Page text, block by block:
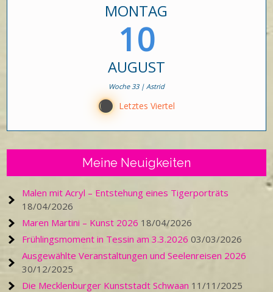
MONTAG
10
AUGUST
Woche 33 | Astrid
Y Letztes Viertel
Meine Neuigkeiten
Malen mit Acryl – Entstehung eines Tigerporträts
18/04/2026
Maren Martini – Kunst 2026 18/04/2026
Frühlingsmoment in Tessin am 3.3.2026 03/03/2026
Ausgewählte Veranstaltungen und Seelenreisen 2026
30/12/2025
Die Mecklenburger Kunststadt Schwaan 11/11/2025